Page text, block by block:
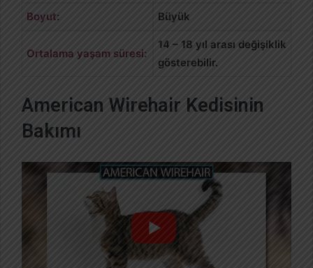
Boyut: Büyük
Ortalama yaşam süresi:
14 – 18 yıl arası değişiklik
gösterebilir.
American Wirehair Kedisinin
Bakımı